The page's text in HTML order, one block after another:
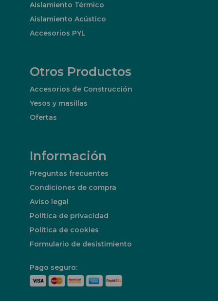
Aislamiento Térmico
Aislamiento Acústico
Accesorios PYL
Otros Productos
Accesorios de Construcción
Yesos y masillas
Ofertas
Información
Preguntas frecuentes
Condiciones de compra
Aviso legal
Política de privacidad
Política de cookies
Formulario de desistimiento
Pago seguro: